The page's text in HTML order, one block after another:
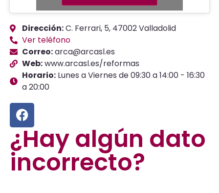
Dirección:C. Ferrari, 5, 47002 Valladolid
Ver teléfono
Correo:arca@arcasl.es
Web:www.arcasl.es/reformas
Horario: Lunes a Viernes de 09:30 a 14:00 - 16:30
a 20:00
¿Hay algún dato
incorrecto?